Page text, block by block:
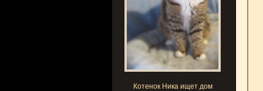
Котенок Ника ищет дом